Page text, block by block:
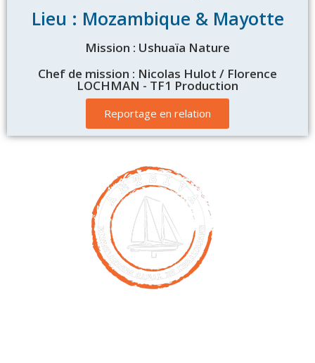
Lieu : Mozambique & Mayotte
Mission : Ushuaïa Nature
Chef de mission : Nicolas Hulot / Florence
LOCHMAN - TF1 Production
Reportage en relation